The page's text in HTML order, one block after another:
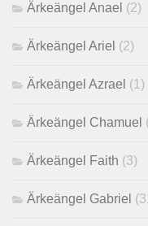
Ärkeängel Anael (2)
Ärkeängel Ariel (2)
Ärkeängel Azrael (1)
Ärkeängel Chamuel
Ärkeängel Faith (3)
Ärkeängel Gabriel